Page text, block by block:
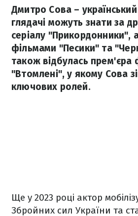
Дмитро Сова –
глядачі можуть знати за
серіалу "Прикордонники",
фільмами "Песики" та
також відбулась прем'єра
"Втомлені", у якому Сова
ключових ролей.
Ще у 2023 році актор
Збройних сил України та